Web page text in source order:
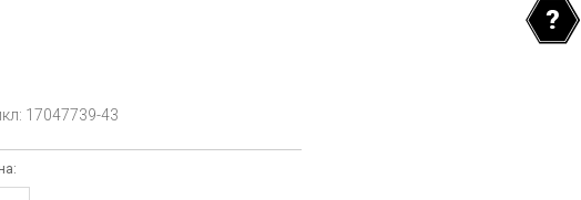
17047739-43